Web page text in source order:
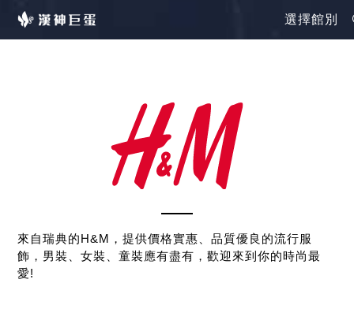
選擇館別
來自瑞典的H&M，提供價格實惠、品質優良的流行服
飾，男裝、女裝、童裝應有盡有，歡迎來到你的時尚最
愛!